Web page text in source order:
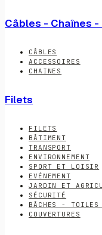
Câbles - Chaînes -
CÂBLES
ACCESSOIRES
CHAINES
Filets
FILETS
BÂTIMENT
TRANSPORT
ENVIRONNEMENT
SPORT ET LOISIR
EVÉNEMENT
JARDIN ET
SÉCURITÉ
BÂCHES - TOILES
COUVERTURES